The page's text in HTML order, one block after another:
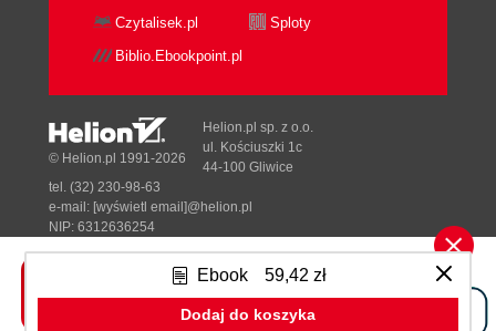
Configure OpenStack
Creating User and Projects
Uploading Images
Launching Instances
Configuring Network Connectivity
Accessing Instances
Attaching Volumes
Terminating Instances
9. Administering Nova
Configuration Files
Configuration Tools
Ebook 59,42 zł
Dodaj do koszyka
Czytalisek.pl
Sploty
Biblio.Ebookpoint.pl
Tonik.pl
© Helion.pl 1991-2026
Helion.pl sp. z o.o.
ul. Kościuszki 1c
44-100 Gliwice
tel. (32) 230-98-63
e-mail: [wyświetl email]@helion.pl
NIP: 6312636254